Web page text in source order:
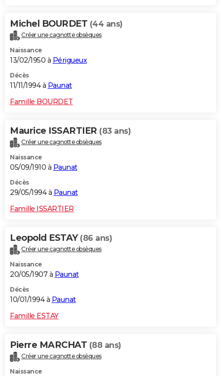
Michel BOURDET (44 ans)
Créer une cagnotte obsèques
Naissance
13/02/1950 à Périgueux
Décès
11/11/1994 à Paunat
Famille BOURDET
Maurice ISSARTIER (83 ans)
Créer une cagnotte obsèques
Naissance
05/09/1910 à Paunat
Décès
29/05/1994 à Paunat
Famille ISSARTIER
Leopold ESTAY (86 ans)
Créer une cagnotte obsèques
Naissance
20/05/1907 à Paunat
Décès
10/01/1994 à Paunat
Famille ESTAY
Pierre MARCHAT (88 ans)
Créer une cagnotte obsèques
Naissance